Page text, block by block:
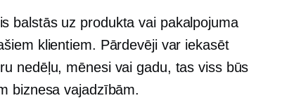
balstās uz produkta vai pakalpojuma
klientiem. Pārdevēji var iekasēt
nedēļu, mēnesi vai gadu, tas viss būs
biznesa vajadzībām.